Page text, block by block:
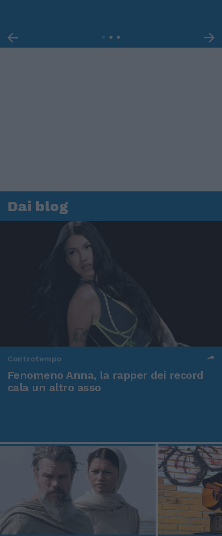
Dai blog
Controtempo
Fenomeno Anna, la rapper dei record
cala un altro asso